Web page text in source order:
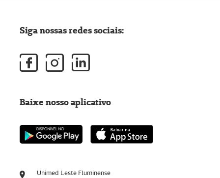
Unimed Leste Fluminense
Siga nossas redes sociais:
Baixe nosso aplicativo